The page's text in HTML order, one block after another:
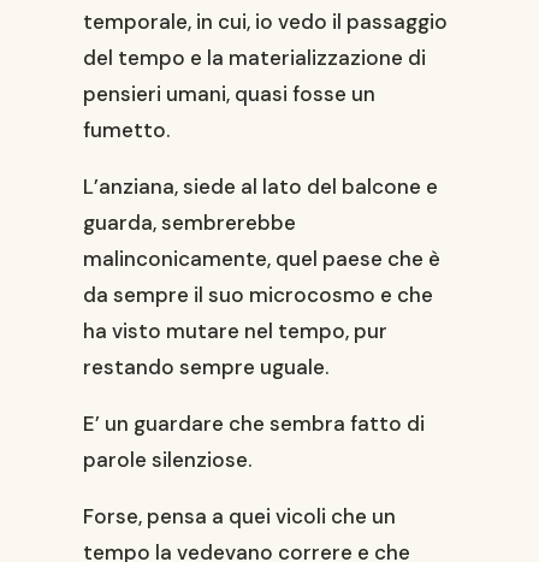
temporale, in cui, io vedo il passaggio
del tempo e la materializzazione di
pensieri umani, quasi fosse un
fumetto.
L’anziana, siede al lato del balcone e
guarda, sembrerebbe
malinconicamente, quel paese che è
da sempre il suo microcosmo e che
ha visto mutare nel tempo, pur
restando sempre uguale.
E’ un guardare che sembra fatto di
parole silenziose.
Forse, pensa a quei vicoli che un
tempo la vedevano correre e che